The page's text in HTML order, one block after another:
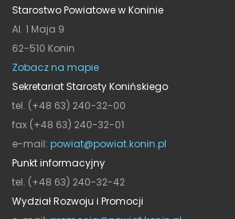
Starostwo Powiatowe w Koninie
Al. 1 Maja 9
62-510 Konin
Zobacz na mapie
Sekretariat Starosty Konińskiego
tel. (+48 63) 240-32-00
fax (+48 63) 240-32-01
e-mail: powiat@powiat.konin.pl
Punkt informacyjny
tel. (+48 63) 240-32-42
Wydział Rozwoju i Promocji